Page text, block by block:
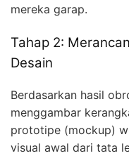
mereka garap.
Tahap 2:
Desain
Berdasarkan hasil
menggambar
prototipe (mockup)
visual awal dari tata